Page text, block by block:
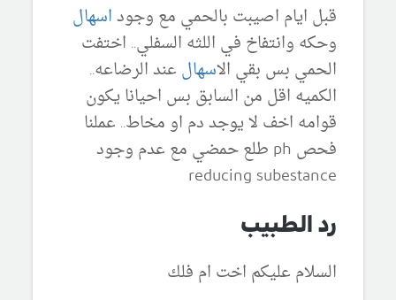
قبل ايام اصيبت بالحمي مع وجوداسهال
وحكه وانتفاخ في اللثه السفلي.. اختفت
الحمي بس بقي الاسهال عند الرضاعه..
الكميه اقل من السابق بس احيانا يكون
قوامه اخف لا يوجد دم او مخاط.. عملنا
فحص ph طلع حمضي مع عدم وجود
reducing subestance
رد الطبيب
السلام عليكم اخت ام فلك